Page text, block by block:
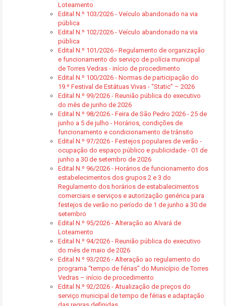
Loteamento
Edital N.º 103/2026 - Veículo abandonado na via
pública
Edital N.º 102/2026 - Veículo abandonado na via
pública
Edital N.º 101/2026 - Regulamento de organização
e funcionamento do serviço de polícia municipal
de Torres Vedras - início de procedimento
Edital N.º 100/2026 - Normas de participação do
19.º Festival de Estátuas Vivas - “Static” – 2026
Edital N.º 99/2026 - Reunião pública do executivo
do mês de junho de 2026
Edital N.º 98/2026 - Feira de São Pedro 2026 - 25 de
junho a 5 de julho - Horários, condições de
funcionamento e condicionamento de trânsito
Edital N.º 97/2026 - Festejos populares de verão -
ocupação do espaço público e publicidade - 01 de
junho a 30 de setembro de 2026
Edital N.º 96/2026 - Horários de funcionamento dos
estabelecimentos dos grupos 2 e 3 do
Regulamento dos horários de estabalecimentos
comerciais e serviços e autorização genérica para
festejos de verão no período de 1 de junho a 30 de
setembro
Edital N.º 95/2026 - Alteração ao Alvará de
Loteamento
Edital N.º 94/2026 - Reunião pública do executivo
do mês de maio de 2026
Edital N.º 93/2026 - Alteração ao regulamento do
programa “tempo de férias” do Município de Torres
Vedras – início de procedimento
Edital N.º 92/2026 - Atualização de preços do
serviço municipal de tempo de férias e adaptação